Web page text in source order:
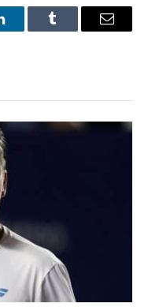
Tumblr Email